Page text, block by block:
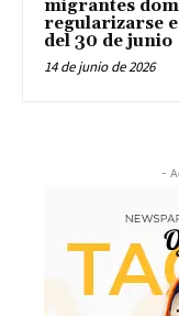
migrantes
regularizarse
del 30 de junio
14 de junio de 2026
-